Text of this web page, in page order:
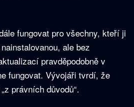
fungovat pro všechny, kteří ji
ale bez
pravděpodobně v
fungovat. Vývojáři tvrdí, že
právních důvodů“.